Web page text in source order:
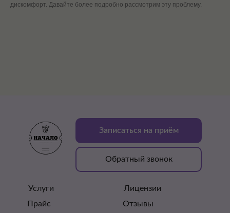
дискомфорт. Давайте более подробно рассмотрим эту проблему.
Лицензии
Отзывы
Записаться на приём
Обратный звонок
Услуги
Прайс